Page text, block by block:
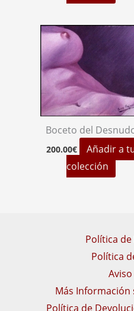
Boceto del
200.00€
Añadir a
colección
Política
Política
Más Información
Política de